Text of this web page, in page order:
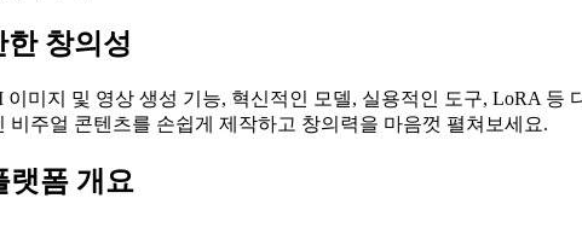
창의성
이미지 및 영상 생성 기능, 혁신적인 모델, 실용적인 도구, LoRA
비주얼 콘텐츠를 손쉽게 제작하고 창의력을 마음껏 펼쳐보세요.
랫폼 개요